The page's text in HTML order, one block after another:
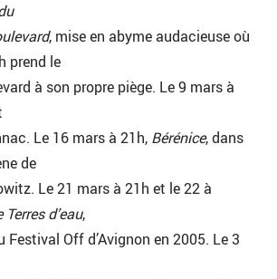
, mise en abyme audacieuse où
prend le
à son propre piège. Le 9 mars à
Le 16 mars à 21h, Bérénice, dans
de
Le 21 mars à 21h et le 22 à
d’eau,
Festival Off d’Avignon en 2005. Le 3